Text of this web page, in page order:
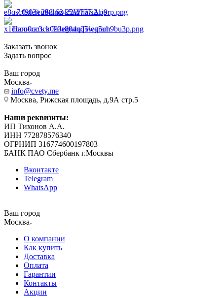
+7 (903) 268-62-22WhatsApp
Написать в TelegramTelegram
Заказать звонок
Задать вопрос
Ваш город
Москва
info@cvety.me
Москва, Рижская площадь, д.9А стр.5
Наши реквизиты:
ИП Тихонов А.А.
ИНН 772878576340
ОГРНИП 316774600197803
БАНК ПАО Сбербанк г.Москвы
Вконтакте
Telegram
WhatsApp
Ваш город
Москва
О компании
Как купить
Доставка
Оплата
Гарантии
Контакты
Акции